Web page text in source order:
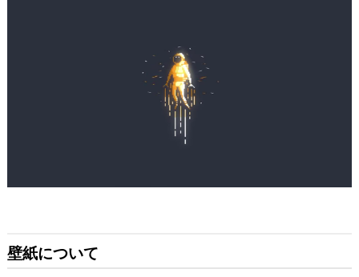
壁紙について